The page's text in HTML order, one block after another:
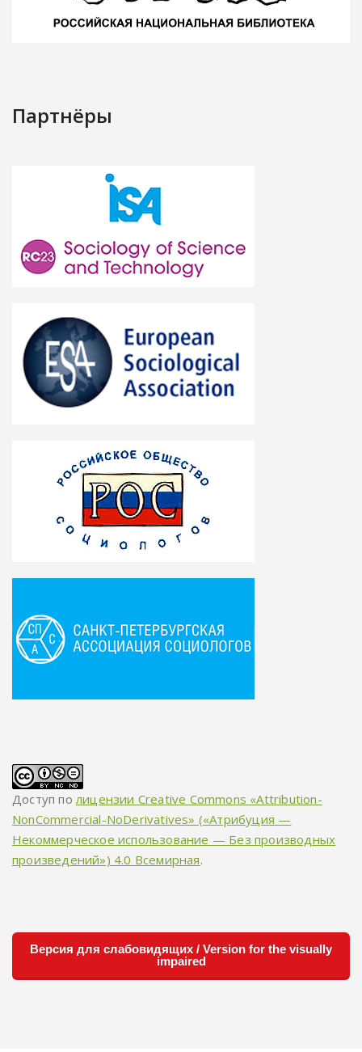
Партнёры
Доступ полицензии Creative Commons «Attribution-
NonCommercial-NoDerivatives» («Атрибуция —
Некоммерческое использование — Без производных
произведений») 4.0 Всемирная.
Версия для слабовидящих / Version for the visually
impaired